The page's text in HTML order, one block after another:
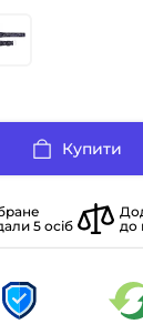
Купити
5осіб
до